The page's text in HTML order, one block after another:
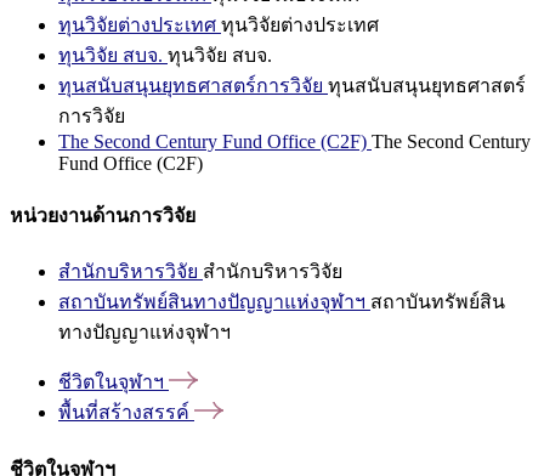
ทุนวิจัยต่างประเทศ ทุนวิจัยต่างประเทศ
ทุนวิจัย สบจ. ทุนวิจัย สบจ.
ทุนสนับสนุนยุทธศาสตร์การวิจัย ทุนสนับสนุนยุทธศาสตร์
การวิจัย
The Second Century Fund Office (C2F) The Second Century
Fund Office (C2F)
หน่วยงานด้านการวิจัย
สำนักบริหารวิจัย สำนักบริหารวิจัย
สถาบันทรัพย์สินทางปัญญาแห่งจุฬาฯ สถาบันทรัพย์สิน
ทางปัญญาแห่งจุฬาฯ
ชีวิตในจุฬาฯ
พื้นที่สร้างสรรค์
ชีวิตในจุฬาฯ